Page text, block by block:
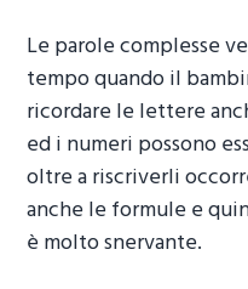
Le parole complesse
tempo quando il
ricordare le lettere
ed i numeri possono
oltre a riscriverli
anche le formule e
è molto snervante.